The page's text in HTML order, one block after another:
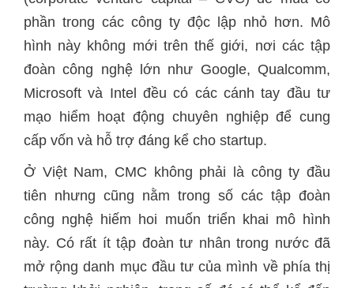
phần trong các công ty độc lập nhỏ hơn. Mô
hình này không mới trên thế giới, nơi các tập
đoàn công nghệ lớn như Google, Qualcomm,
Microsoft và Intel đều có các cánh tay đầu tư
mạo hiểm hoạt động chuyên nghiệp để cung
cấp vốn và hỗ trợ đáng kể cho startup.
Ở Việt Nam, CMC không phải là công ty đầu
tiên nhưng cũng nằm trong số các tập đoàn
công nghệ hiếm hoi muốn triển khai mô hình
này. Có rất ít tập đoàn tư nhân trong nước đã
mở rộng danh mục đầu tư của mình về phía thị